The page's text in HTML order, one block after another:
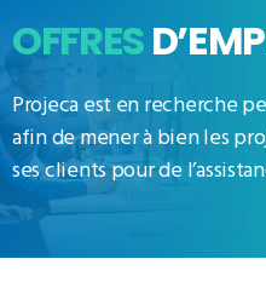
OFFRES
Projeca est en recherche
afin de mener à bien les
ses clients pour de